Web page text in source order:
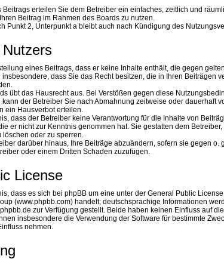
Beitrags erteilen Sie dem Betreiber ein einfaches, zeitlich und
Beitrag im Rahmen des Boards zu nutzen.
Punkt 2, Unterpunkt a bleibt auch nach Kündigung des
eines Beitrags, dass er keine Inhalte enthält, die gegen
dass Sie das Recht besitzen, die in Ihren Beiträgen
übt das Hausrecht aus. Bei Verstößen gegen diese
der Betreiber Sie nach Abmahnung zeitweise oder dauerhaft
ein Hausverbot erteilen.
dass der Betreiber keine Verantwortung für die Inhalte von
er nicht zur Kenntnis genommen hat. Sie gestatten dem
löschen oder zu sperren.
darüber hinaus, Ihre Beiträge abzuändern, sofern sie gegen o.
oder einem Dritten Schaden zuzufügen.
License
dass es sich bei phpBB um eine unter der General Public
(www.phpbb.com) handelt; deutschsprachige Informationen
zur Verfügung gestellt. Beide haben keinen Einfluss auf
insbesondere die Verwendung der Software für bestimmte
nehmen.